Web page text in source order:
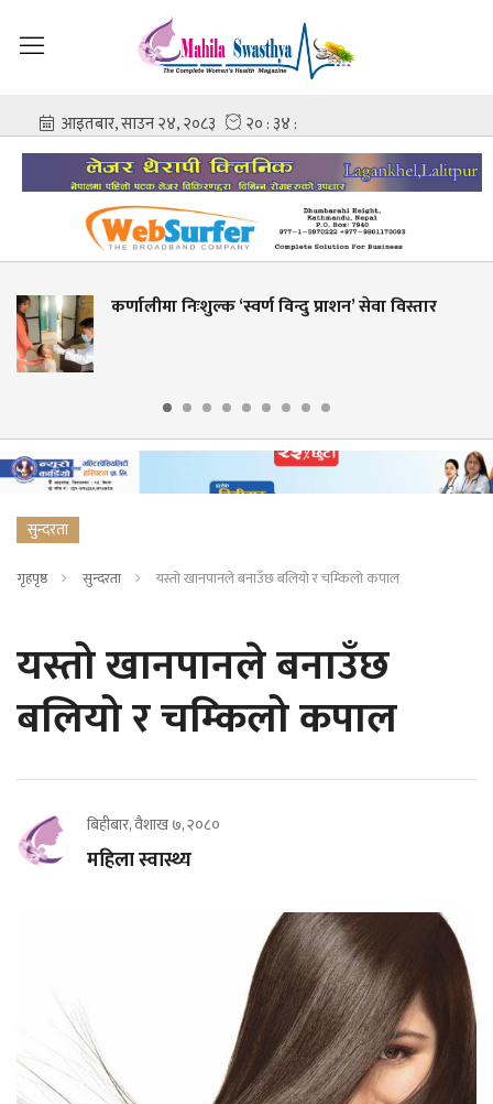
‘स्वर्ण विन्दु प्राशन’ सेवा विस्तार
शहीद
सुन्दरता
गृहपृष्ठ सुन्दरता यस्तो खानपानले बनाउँछ बलियो र चम्किलो कपाल
यस्तो खानपानले बनाउँछ
बलियो र चम्किलो कपाल
बिहीबार, वैशाख ७, २०८०
महिला स्वास्थ्य